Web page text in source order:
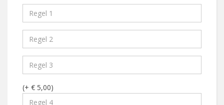
(+ € 5,00)